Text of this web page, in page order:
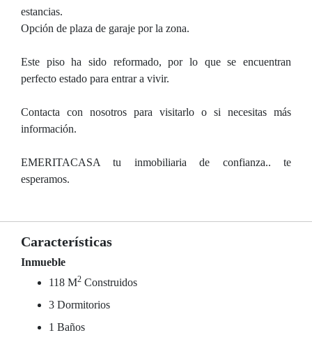
estancias.
Opción de plaza de garaje por la zona.
Este piso ha sido reformado, por lo que se encuentran
perfecto estado para entrar a vivir.
Contacta con nosotros para visitarlo o si necesitas más
información.
EMERITACASA tu inmobiliaria de confianza.. te
esperamos.
Características
Inmueble
118 M2 Construidos
3 Dormitorios
1 Baños